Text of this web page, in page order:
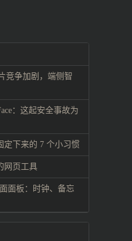
竞争加剧，端侧智
：这起安全事故为
定下来的 7 个小习惯
网页工具
面板：时钟、备忘